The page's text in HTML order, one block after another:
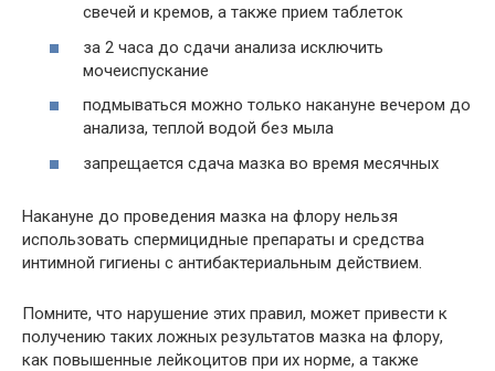
свечей и кремов, а также прием таблеток
за 2 часа до сдачи анализа исключить
мочеиспускание
подмываться можно только накануне вечером до
анализа, теплой водой без мыла
запрещается сдача мазка во время месячных
Накануне до проведения мазка на флору нельзя
использовать спермицидные препараты и средства
интимной гигиены с антибактериальным действием.
Помните, что нарушение этих правил, может привести к
получению таких ложных результатов мазка на флору,
как повышенные лейкоцитов при их норме, а также